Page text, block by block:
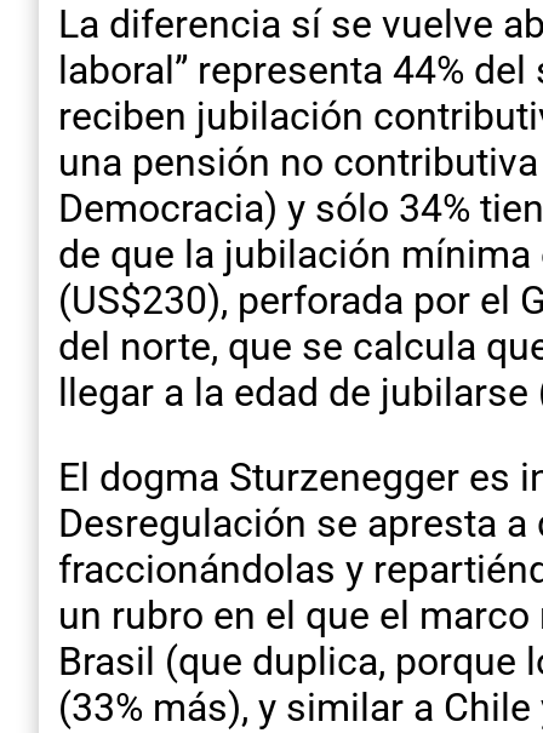
La diferencia sí se vuelve
laboral” representa 44%
reciben jubilación
una pensión no
Democracia) y sólo 34%
de que la jubilación mínima
(US$230), perforada por el
del norte, que se calcula
llegar a la edad de jubilarse
El dogma Sturzenegger es
Desregulación se apresta
fraccionándolas y
un rubro en el que el
Brasil (que duplica, porque
(33% más), y similar a